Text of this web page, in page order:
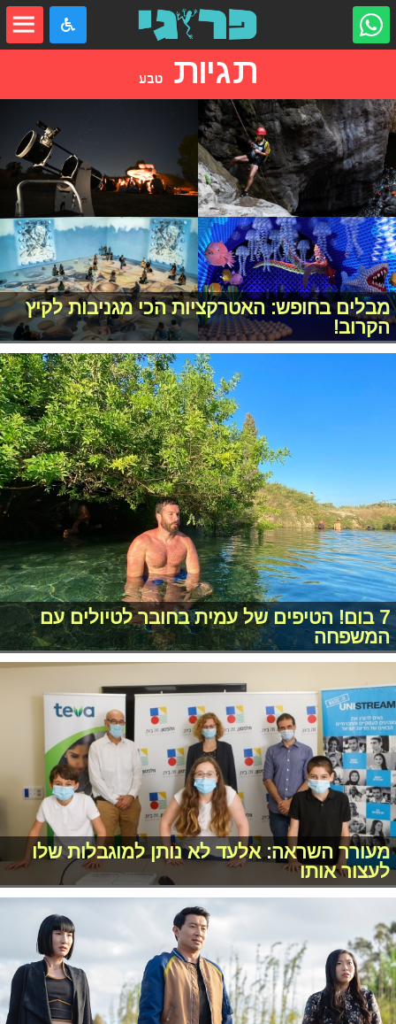
תגיותטבע
מבלים בחופש: האטרקציות הכי מגניבות לקיץ
הקרוב!
7 בום! הטיפים של עמית בחובר לטיולים עם
המשפחה
מעורר השראה: אלעד לא נותן למוגבלות שלו
לעצור אותו